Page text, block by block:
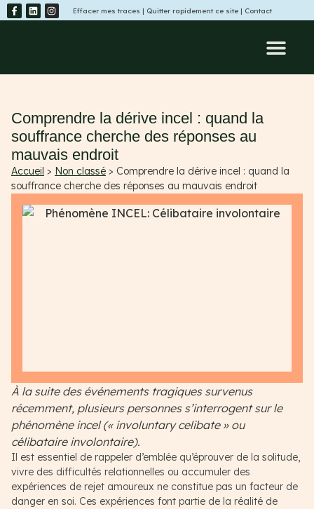
Effacer mes traces | Quitter rapidement ce site | Contact
Comprendre la dérive incel : quand la
souffrance cherche des réponses au
mauvais endroit
Accueil > Non classé > Comprendre la dérive incel : quand la
souffrance cherche des réponses au mauvais endroit
À la suite des événements tragiques survenus
récemment, plusieurs personnes s’interrogent sur le
phénomène incel (« involuntary celibate » ou
célibataire involontaire).
Il est essentiel de rappeler d’emblée qu’éprouver de la solitude,
vivre des difficultés relationnelles ou accumuler des
expériences de rejet amoureux ne constitue pas un facteur de
danger en soi. Ces expériences font partie de la réalité de